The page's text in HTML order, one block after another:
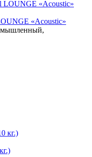
«Acoustic»